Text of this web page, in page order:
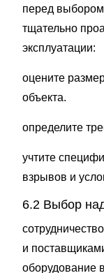
перед
тщательно
эксплуатации:
оцените
объекта.
определите
учтите
взрывов и
6.2 Выбор
и
оборудование